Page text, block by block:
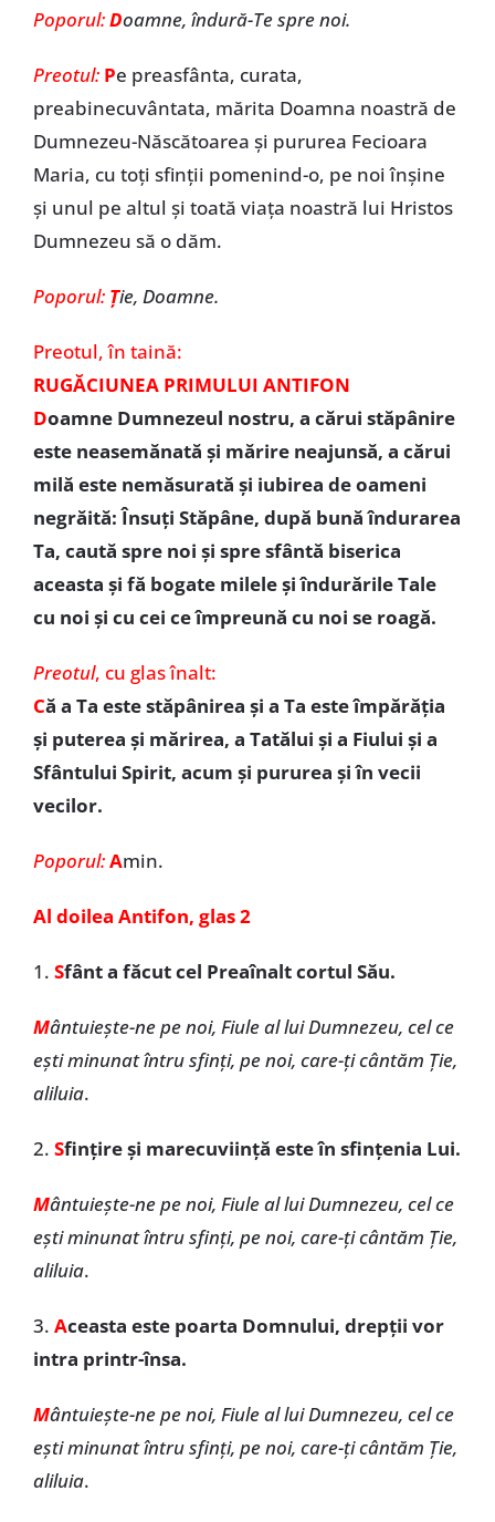
Poporul:Doamne, îndură-Te spre noi.
Preotul: Pe preasfânta, curata,
preabinecuvântata, mărita Doamna noastră de
Dumnezeu-Născătoarea și pururea Fecioara
Maria, cu toți sfinții pomenind-o, pe noi înșine
și unul pe altul și toată viața noastră lui Hristos
Dumnezeu să o dăm.
Poporul: Ție, Doamne.
Preotul, în taină:
RUGĂCIUNEA PRIMULUI ANTIFON
Doamne Dumnezeul nostru, a cărui stăpânire
este neasemănată și mărire neajunsă, a cărui
milă este nemăsurată și iubirea de oameni
negrăită: Însuți Stăpâne, după bună îndurarea
Ta, caută spre noi și spre sfântă biserica
aceasta și fă bogate milele și îndurările Tale
cu noi și cu cei ce împreună cu noi se roagă.
Preotul, cu glas înalt:
Că a Ta este stăpânirea și a Ta este împărăția
și puterea și mărirea, a Tatălui și a Fiului și a
Sfântului Spirit, acum și pururea și în vecii
vecilor.
Poporul:Amin.
Al doilea Antifon, glas 2
1. Sfânt a făcut cel Preaînalt cortul Său.
Mântuiește-ne pe noi, Fiule al lui Dumnezeu, cel ce
ești minunat întru sfinți, pe noi, care-ți cântăm Ție,
aliluia.
2. Sfințire și marecuviință este în sfințenia Lui.
Mântuiește-ne pe noi, Fiule al lui Dumnezeu, cel ce
ești minunat întru sfinți, pe noi, care-ți cântăm Ție,
aliluia.
3. Aceasta este poarta Domnului, drepții vor
intra printr-însa.
Mântuiește-ne pe noi, Fiule al lui Dumnezeu, cel ce
ești minunat întru sfinți, pe noi, care-ți cântăm Ție,
aliluia.